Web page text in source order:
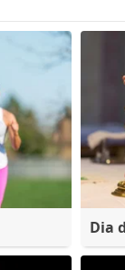
Dia